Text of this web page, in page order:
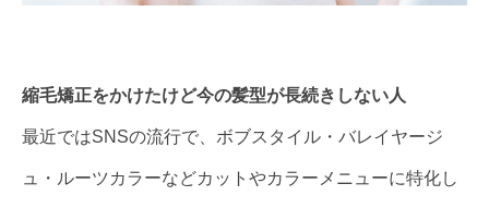
縮毛矯正をかけたけど今の髪型が長続きしない人
最近ではSNSの流行で、ボブスタイル・バレイヤージ
ュ・ルーツカラーなどカットやカラーメニューに特化し